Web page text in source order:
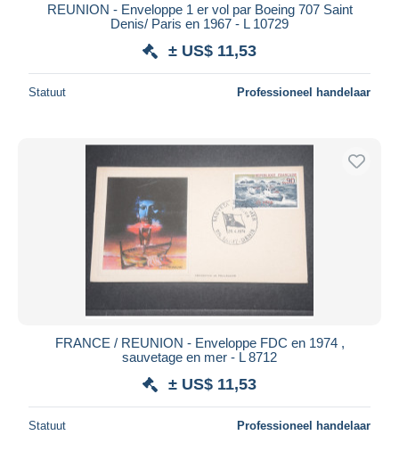
REUNION - Enveloppe 1 er vol par Boeing 707 Saint
Denis/ Paris en 1967 - L 10729
± US$ 11,53
Statuut Professioneel handelaar
FRANCE / REUNION - Enveloppe FDC en 1974 ,
sauvetage en mer - L 8712
± US$ 11,53
Statuut Professioneel handelaar